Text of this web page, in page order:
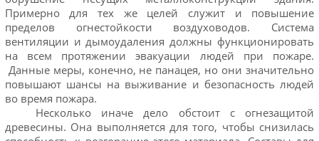
Примерно для тех же целей служит и повышение
пределов огнестойкости воздуховодов. Система
вентиляции и дымоудаления должны функционировать
на всем протяжении эвакуации людей при пожаре.
Данные меры, конечно, не панацея, но они значительно
повышают шансы на выживание и безопасность людей
во время пожара.
Несколько иначе дело обстоит с огнезащитой
древесины. Она выполняется для того, чтобы снизилась